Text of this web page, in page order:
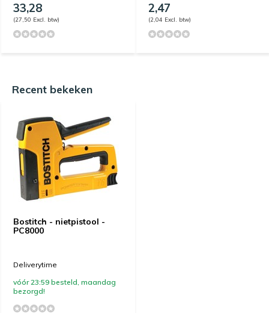
33,28
(27,50 Excl. btw)
2,47
(2,04 Excl. btw)
Recent bekeken
Bostitch - nietpistool -
PC8000
Deliverytime
vóór 23:59 besteld, maandag
bezorgd!